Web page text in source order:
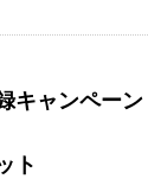
キャンペーン
ト